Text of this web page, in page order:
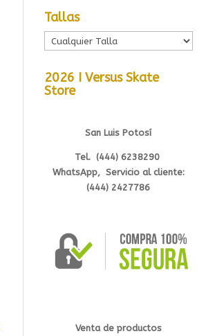
Tallas
2026 I Versus Skate
Store
San Luis Potosí
Tel. (444) 6238290
WhatsApp, Servicio al cliente:
(444) 2427786
Venta de productos